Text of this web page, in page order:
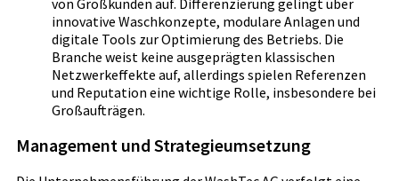
innovative Waschkonzepte, modulare Anlagen und
digitale Tools zur Optimierung des Betriebs. Die
Branche weist keine ausgeprägten klassischen
Netzwerkeffekte auf, allerdings spielen Referenzen
und Reputation eine wichtige Rolle, insbesondere bei
Großaufträgen.
Management und Strategieumsetzung